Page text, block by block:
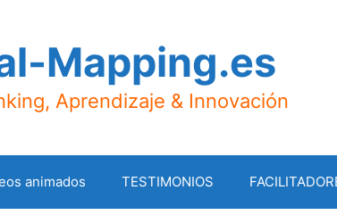
Mapping.es
Aprendizaje & Innovación
animados TESTIMONIOS